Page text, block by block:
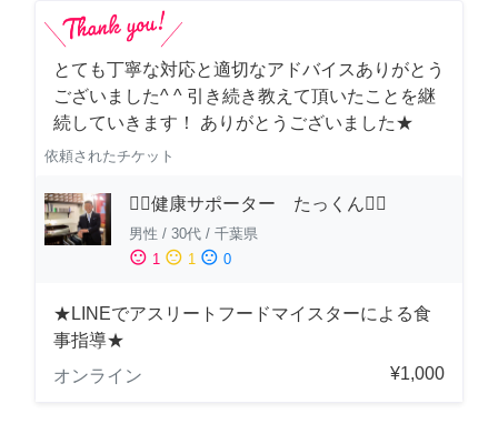
とても丁寧な対応と適切なアドバイスありがとう
ございました^ ^ 引き続き教えて頂いたことを継
続していきます！ ありがとうございました★
依頼されたチケット
🏋️‍♂️健康サポーター たっくん🏋️‍♂️
男性 / 30代 / 千葉県
sentiment_satisfied 1 sentiment_neutral 1 sentiment_dissatisfied 0
★LINEでアスリートフードマイスターによる食
事指導★
オンライン
¥1,000